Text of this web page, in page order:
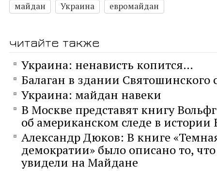
майдан Украина евромайдан
читайте также
Украина: ненависть копится…
Балаган в здании Святошинского
Украина: майдан навеки
В Москве представят книгу
об американском следе в
Александр Дюков: В книге
демократии» было описано то,
увидели на Майдане